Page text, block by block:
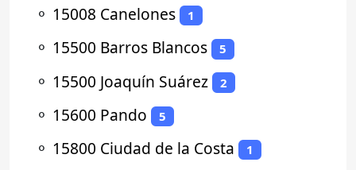
⚬ 15008 Canelones 1
⚬ 15500 Barros Blancos 5
⚬ 15500 Joaquín Suárez 2
⚬ 15600 Pando 5
⚬ 15800 Ciudad de la Costa 1